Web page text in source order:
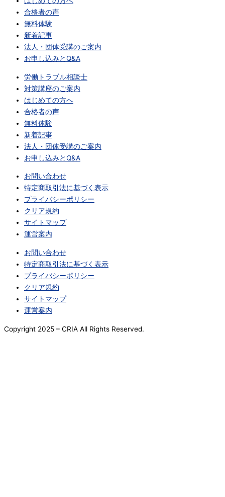
合格者の声
無料体験
新着記事
法人・団体受講のご案内
お申し込みとQ&A
労働トラブル相談士
対策講座のご案内
はじめての方へ
合格者の声
無料体験
新着記事
法人・団体受講のご案内
お申し込みとQ&A
お問い合わせ
特定商取引法に基づく表示
プライバシーポリシー
クリア規約
サイトマップ
運営案内
お問い合わせ
特定商取引法に基づく表示
プライバシーポリシー
クリア規約
サイトマップ
運営案内
Copyright 2025 – CRIA All Rights Reserved.